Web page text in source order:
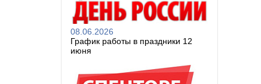
08.06.2026
График работы в праздники 12
июня